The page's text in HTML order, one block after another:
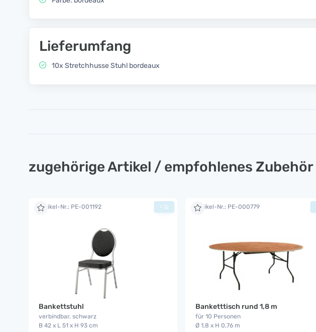
Lieferumfang
10x Stretchhusse Stuhl bordeaux
zugehörige Artikel / empfohlenes Zubehör
Artikel-Nr.: PE-001192
Bankettstuhl
verbindbar, schwarz
B 42 x L 51 x H 93 cm
+ Artikel-Nr.: PE-000779
Banketttisch rund 1,8 m
für 10 Personen
Ø 1,8 x H 0,76 m